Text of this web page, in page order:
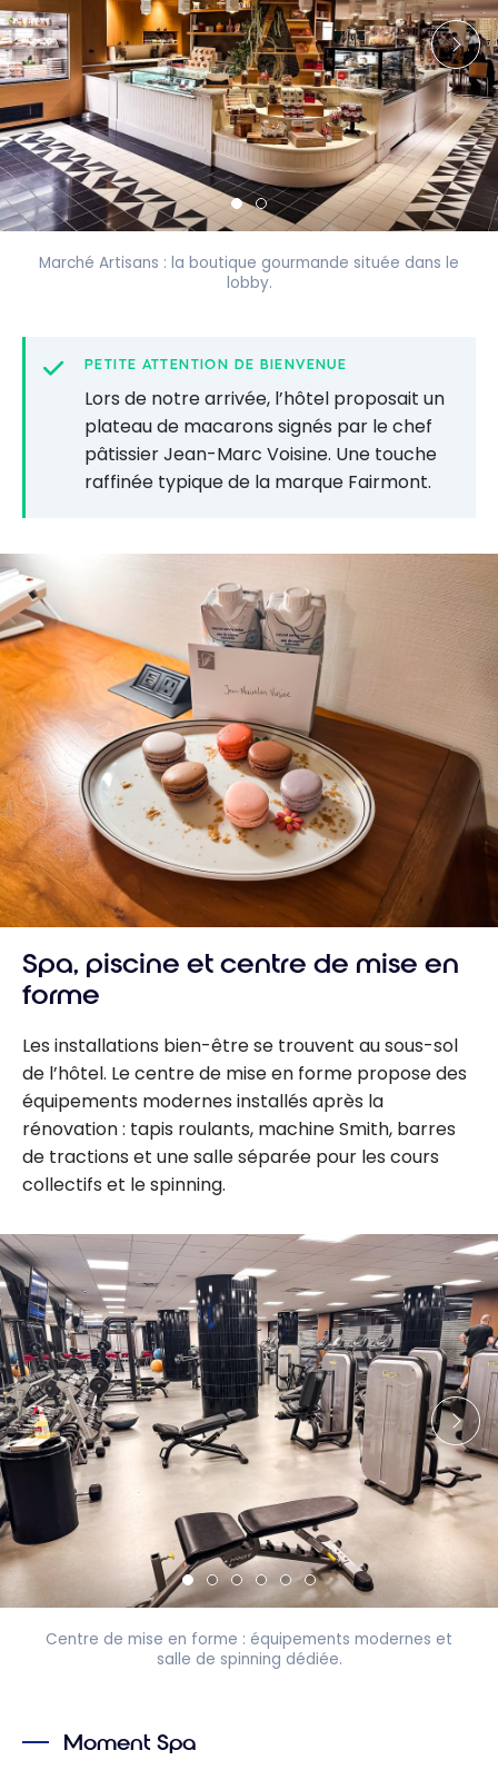
Marché Artisans : la boutique gourmande située dans le
lobby.
PETITE ATTENTION DE BIENVENUE
Lors de notre arrivée, l’hôtel proposait un
plateau de macarons signés par le chef
pâtissier Jean-Marc Voisine. Une touche
raffinée typique de la marque Fairmont.
Spa, piscine et centre de mise en
forme
Les installations bien-être se trouvent au sous-sol
de l’hôtel. Le centre de mise en forme propose des
équipements modernes installés après la
rénovation : tapis roulants, machine Smith, barres
de tractions et une salle séparée pour les cours
collectifs et le spinning.
Centre de mise en forme : équipements modernes et
salle de spinning dédiée.
Moment Spa